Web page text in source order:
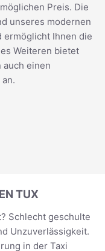
Preis. Die
unseres modernen
ermöglicht Ihnen die
Weiteren bietet
auch einen
TUX
Schlecht geschulte
Unzuverlässigkeit.
in der Taxi